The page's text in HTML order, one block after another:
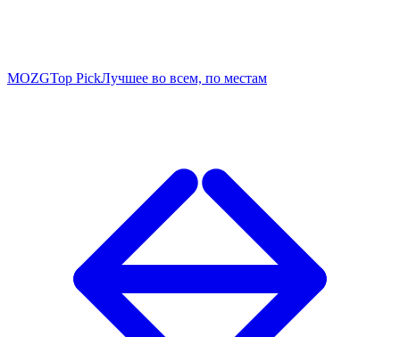
MOZGTop PickЛучшее во всем, по местам